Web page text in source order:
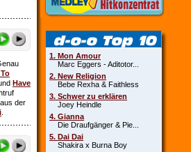
Have
der
1. Mon Amour
Marc Eggers - Aditotor...
2. New Religion
Bebe Rexha & Faithless
3. Schwer zu erklären
Joey Heindle
4. Gianna
Die Draufgänger & Pie...
5. Dai Dai
Shakira x Burna Boy